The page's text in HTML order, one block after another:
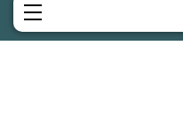
Accessibilité: Non conforme